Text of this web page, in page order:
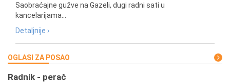
Saobraćajne gužve na Gazeli, dugi radni sati u
kancelarijama...
Detaljnije ›
OGLASI ZA POSAO
Radnik - perač